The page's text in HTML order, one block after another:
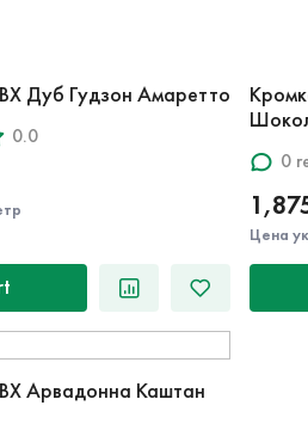
Дуб Гудзон Амаретто
0.0
0
Цена
Арвадонна Каштан